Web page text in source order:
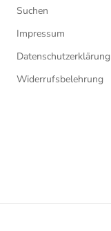
Suchen
Impressum
Datenschutzerklärung
Widerrufsbelehrung